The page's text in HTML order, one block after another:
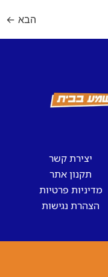
הבא ←
יצירת קשר
תקנון אתר
מדיניות פרטיות
הצהרת נגישות